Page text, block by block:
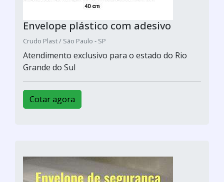
Envelope plástico com adesivo
Crudo Plast / São Paulo - SP
Atendimento exclusivo para o estado do Rio
Grande do Sul
Cotar agora